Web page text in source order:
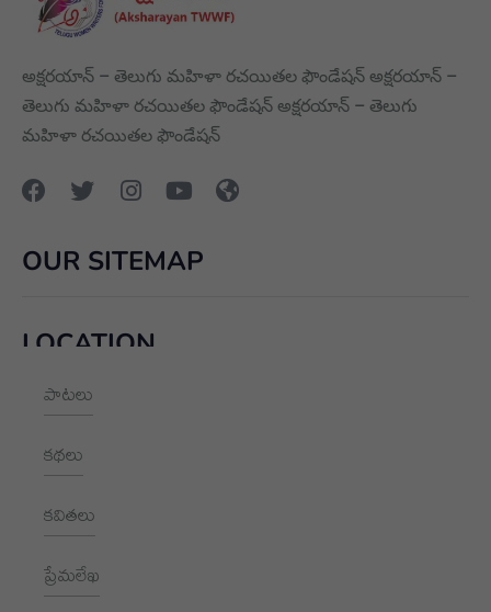
అక్షరయాన్ – తెలుగు మహిళా రచయితల ఫౌండేషన్ అక్షరయాన్ –
తెలుగు మహిళా రచయితల ఫౌండేషన్ అక్షరయాన్ – తెలుగు
మహిళా రచయితల ఫౌండేషన్
OUR SITEMAP
పాటలు
కథలు
కవితలు
ప్రేమలేఖ
LOCATION
+91 9989928562
hello@aksharayan.com
1002, Royal Pavilion, A Block,